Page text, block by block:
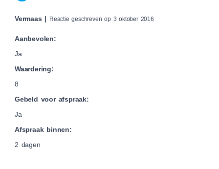
Vermaas | Reactie geschreven op 3 oktober 2016
Aanbevolen:
Ja
Waardering:
8
Gebeld voor afspraak:
Ja
Afspraak binnen:
2 dagen